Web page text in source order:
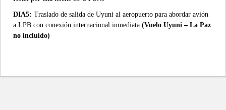
DIA5: Traslado de salida de Uyuni al aeropuerto para abordar avión
a LPB con conexión internacional inmediata (Vuelo Uyuni – La Paz
no incluido)